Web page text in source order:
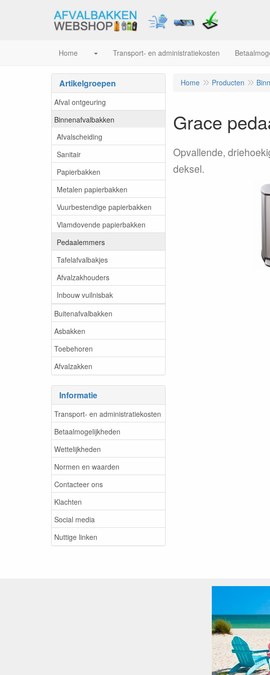
Home Transport- en administratiekosten
Artikelgroepen
Afval ontgeuring
Binnenafvalbakken
Afvalscheiding
Sanitair
Papierbakken
Metalen papierbakken
Vuurbestendige papierbakken
Vlamdovende papierbakken
Pedaalemmers
Tafelafvalbakjes
Afvalzakhouders
Inbouw vuilnisbak
Buitenafvalbakken
Asbakken
Toebehoren
Afvalzakken
Informatie
Transport- en administratiekosten
Betaalmogelijkheden
Wettelijkheden
Normen en waarden
Contacteer ons
Klachten
Social media
Nuttige linken
Home Producten
Grace
Opvallende,
deksel.